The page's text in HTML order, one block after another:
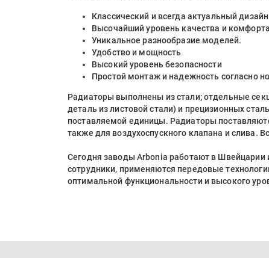
Классический и всегда актуальный дизайн
Высочайший уровень качества и комфорта
Уникальное разнообразие моделей.
Удобство и мощность
Высокий уровень безопасности
Простой монтаж и надежность согласно
Радиаторы выполнены из стали; отдельные
деталь из листовой стали) и прецизионных
поставляемой единицы. Радиаторы
также для воздухоспускного клапана и слива.
Сегодня заводы Arbonia работают в
сотрудники, применяются передовые
оптимальной функциональности и высокого